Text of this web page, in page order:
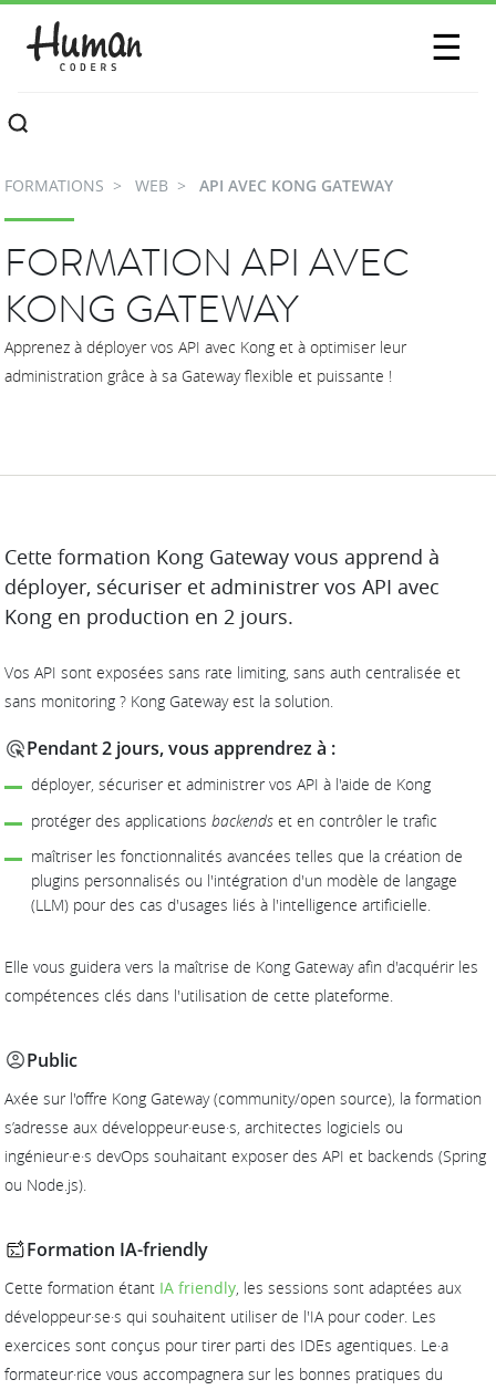
☰
CONTACTEZ-NOUS
FORMATIONS WEB API AVEC KONG GATEWAY
FORMATION API AVEC
KONG GATEWAY
Apprenez à déployer vos API avec Kong et à optimiser leur
administration grâce à sa Gateway flexible et puissante !
DESCRIPTION
Cette formation Kong Gateway vous apprend à
déployer, sécuriser et administrer vos API avec
Kong en production en 2 jours.
Vos API sont exposées sans rate limiting, sans auth centralisée et
sans monitoring ? Kong Gateway est la solution.
Pendant 2 jours, vous apprendrez à :
déployer, sécuriser et administrer vos API à l'aide de Kong
protéger des applicationsbackends et en contrôler le trafic
maîtriser les fonctionnalités avancées telles que la création de
plugins personnalisés ou l'intégration d'un modèle de langage
(LLM) pour des cas d'usages liés à l'intelligence artificielle.
Elle vous guidera vers la maîtrise de Kong Gateway afin d'acquérir les
compétences clés dans l'utilisation de cette plateforme.
Public
Axée sur l'offre Kong Gateway (community/open source), la formation
s’adresse aux développeur·euse·s, architectes logiciels ou
ingénieur·e·s devOps souhaitant exposer des API et backends (Spring
ou Node.js).
Formation IA-friendly
Cette formation étant IA friendly, les sessions sont adaptées aux
développeur·se·s qui souhaitent utiliser de l'IA pour coder. Les
exercices sont conçus pour tirer parti des IDEs agentiques. Le·a
formateur·rice vous accompagnera sur les bonnes pratiques du